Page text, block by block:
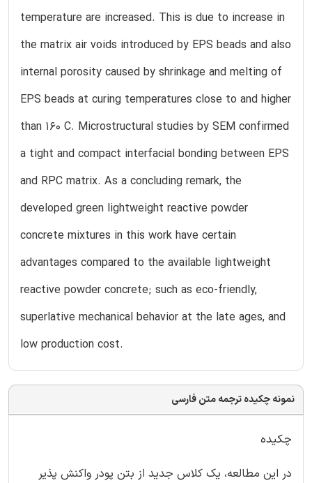
temperature are increased. This is due to increase in
the matrix air voids introduced by EPS beads and also
internal porosity caused by shrinkage and melting of
EPS beads at curing temperatures close to and higher
than 160 C. Microstructural studies by SEM confirmed
a tight and compact interfacial bonding between EPS
and RPC matrix. As a concluding remark, the
developed green lightweight reactive powder
concrete mixtures in this work have certain
advantages compared to the available lightweight
reactive powder concrete; such as eco-friendly,
superlative mechanical behavior at the late ages, and
low production cost.
نمونه چکیده ترجمه متن فارسی
چکیده
در این مطالعه، یک کلاس جدید از بتن پودر واکنش پذیر